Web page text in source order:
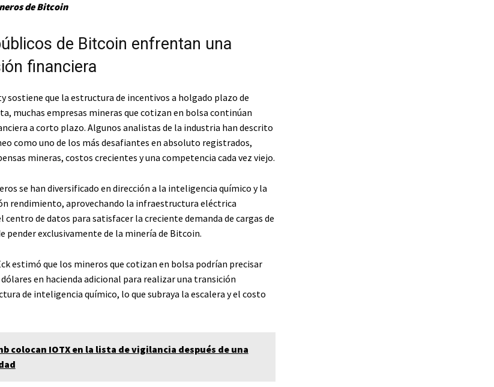
de Bitcoin
de Bitcoin enfrentan una
financiera
sostiene que la estructura de incentivos a holgado plazo de
muchas empresas mineras que cotizan en bolsa continúan
a corto plazo. Algunos analistas de la industria han descrito
como uno de los más desafiantes en absoluto registrados,
mineras, costos crecientes y una competencia cada vez viejo.
se han diversificado en dirección a la inteligencia químico y la
rendimiento, aprovechando la infraestructura eléctrica
centro de datos para satisfacer la creciente demanda de cargas de
pender exclusivamente de la minería de Bitcoin.
estimó que los mineros que cotizan en bolsa podrían precisar
en hacienda adicional para realizar una transición
de inteligencia químico, lo que subraya la escalera y el costo
colocan IOTX en la lista de vigilancia después de una